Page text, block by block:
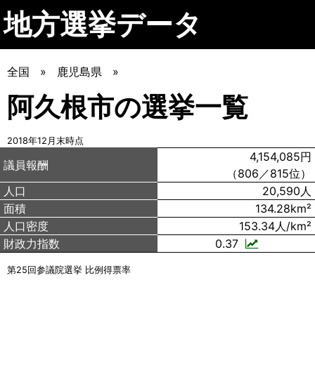
地方選挙データ
全国 鹿児島県
阿久根市の選挙一覧
2018年12月末時点
議員報酬
人口
面積
人口密度
4,154,085円
（806／815位）
20,590人
134.28km²
153.34人/km²
財政力指数
0.37
第25回参議院選挙 比例得票率